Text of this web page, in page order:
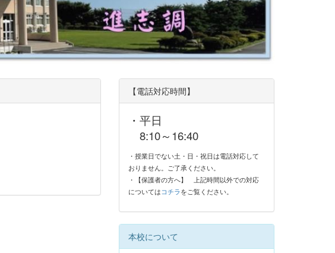
【電話対応時間】
・平日
8:10～16:40
・授業日でない土・日・祝日は電話対応して
おりません。ご了承ください。
・【保護者の方へ】
上記時間以外での対応
についてはコチラ をご覧ください。
本校について